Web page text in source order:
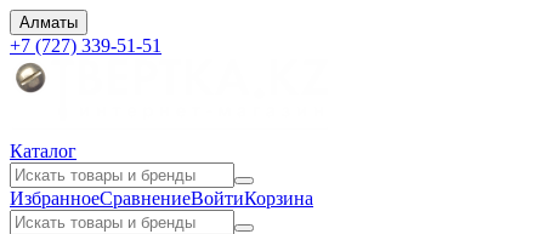
Алматы
+7 (727) 339-51-51
Каталог
ИзбранноеСравнениеВойтиКорзина